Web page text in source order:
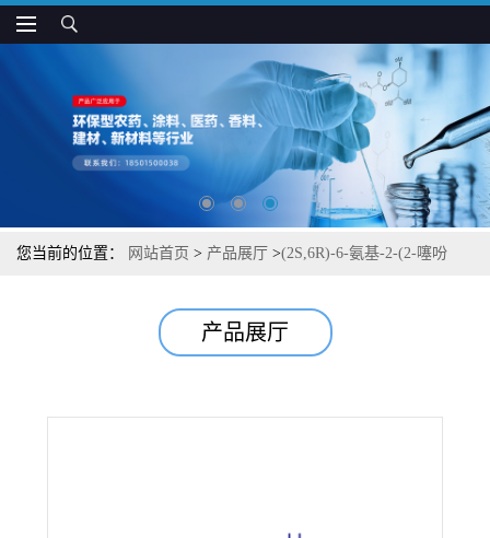
您当前的位置： 网站首页 > 产品展厅 >(2S,6R)-6-氨基-2-(2-噻吩
产品展厅